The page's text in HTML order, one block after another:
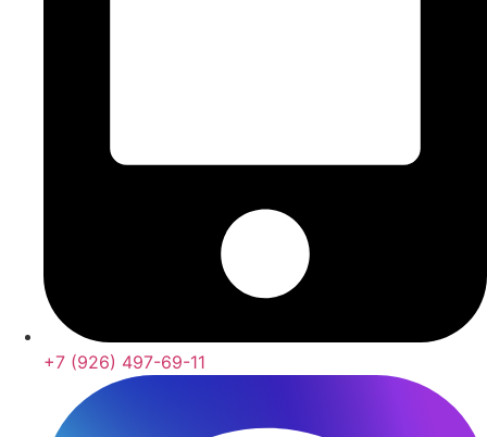
+7 (926) 497-69-11